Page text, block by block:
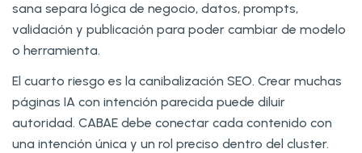
sana separa lógica de negocio, datos, prompts,
validación y publicación para poder cambiar de modelo
o herramienta.
El cuarto riesgo es la canibalización SEO. Crear muchas
páginas IA con intención parecida puede diluir
autoridad. CABAE debe conectar cada contenido con
una intención única y un rol preciso dentro del cluster.